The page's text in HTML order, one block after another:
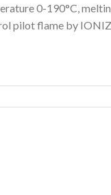
0-190°C,
pilot flame by